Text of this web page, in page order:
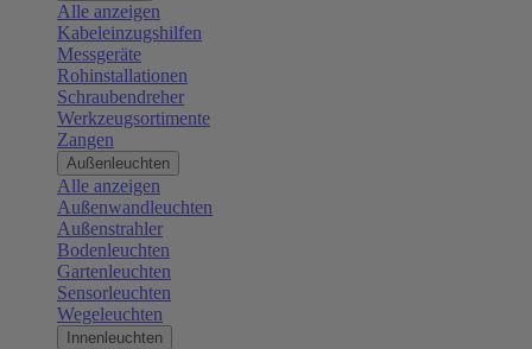
Alle anzeigen
Kabeleinzugshilfen
Messgeräte
Rohinstallationen
Schraubendreher
Werkzeugsortimente
Zangen
Außenleuchten
Alle anzeigen
Außenwandleuchten
Außenstrahler
Bodenleuchten
Gartenleuchten
Sensorleuchten
Wegeleuchten
Innenleuchten